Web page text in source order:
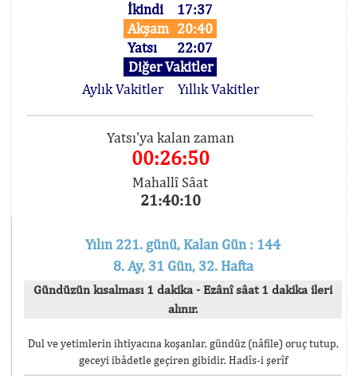
İkindi
17:37
Akşam 20:40
Yatsı
22:07
Diğer Vakitler
Aylık Vakitler
Yıllık Vakitler
Yatsı'ya kalan zaman
00:26:50
Mahallî Sâat
21:40:10
Yılın 221. günü, Kalan Gün : 144
8. Ay, 31 Gün, 32. Hafta
Gündüzün kısalması 1 dakika - Ezânî sâat 1 dakika ileri
alınır.
Dul ve yetimlerin ihtiyacına koşanlar, gündüz (nâfile) oruç tutup,
geceyi ibâdetle geçiren gibidir. Hadîs-i şerîf